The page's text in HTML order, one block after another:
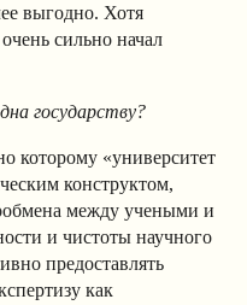
выгодно. Хотя
сильно начал
государству?
которому «университет
конструктом,
между учеными и
и чистоты научного
предоставлять
как